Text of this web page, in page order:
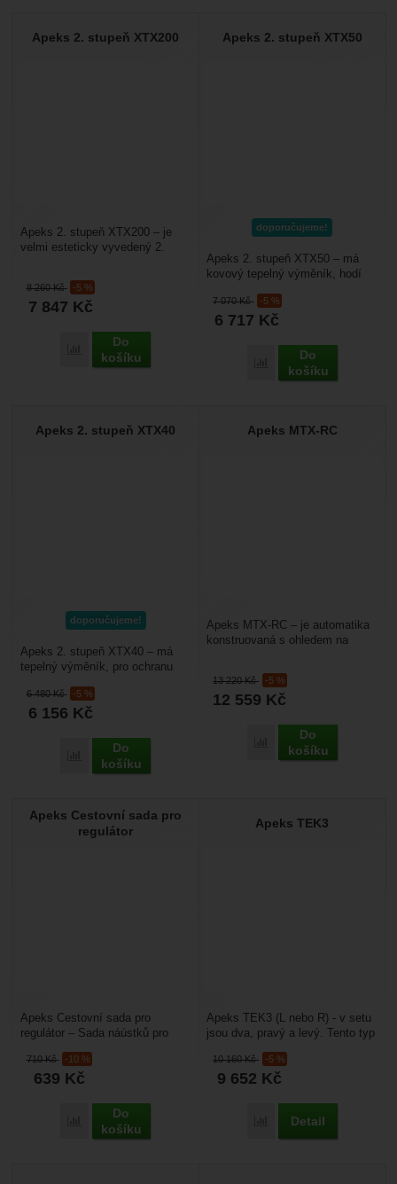
Apeks 2. stupeň XTX200
8 260Kč -5 %
7 847 Kč
Přidat 'Apeks 2. stupeň XTX200' k porovnání
Do
košíku
Apeks 2. stupeň XTX200 – je
velmi esteticky vyvedený 2.
Apeks 2. stupeň XTX50
doporučujeme!
7 070Kč -5 %
6 717 Kč
Přidat 'Apeks 2. stupeň
Do
košíku
Apeks 2. stupeň XTX50 – má
kovový tepelný výměník, hodí
zabrání zamrznutí...
Apeks 2. stupeň XTX40
doporučujeme!
6 480Kč -5 %
6 156 Kč
Přidat 'Apeks 2. stupeň XTX40' k porovnání
Do
košíku
Apeks 2. stupeň XTX40 – má
tepelný výměník, pro ochranu
se i do studené...
Apeks MTX-RC
13 220Kč -5 %
12 559 Kč
Přidat 'Apeks MTX-RC'
Do
košíku
Apeks MTX-RC – je automatika
konstruovaná s ohledem na
Apeks Cestovní sada pro
regulátor
710Kč -10 %
639 Kč
Přidat 'Apeks Cestovní sada pro regulátor' k porovnání
Do
košíku
Apeks Cestovní sada pro
regulátor – Sada náústků pro
dodávce je jeden ks.
Apeks TEK3
10 160Kč -5 %
9 652 Kč
Přidat 'Apeks TEK3' k
Detail
Apeks TEK3 (L nebo R) - v setu
jsou dva, pravý a levý. Tento typ
určený samozřejmě...